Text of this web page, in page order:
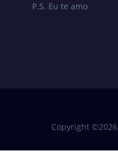
P.S. Eu te amo
Copyright ©2026